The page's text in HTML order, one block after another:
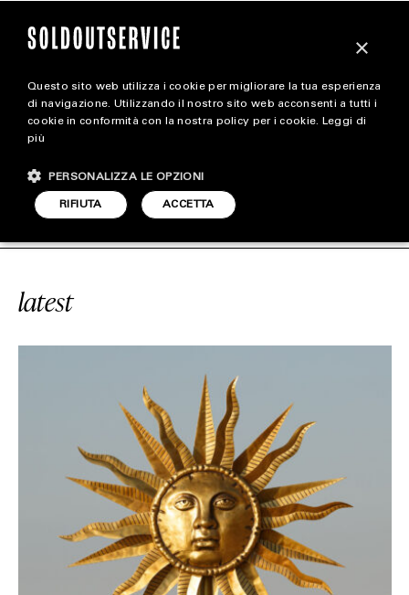
magazine
STYLE
FOOTWEAR
WIND SPINNER
latest
×
Questo sito web utilizza i cookie per migliorare la tua esperienza
di navigazione. Utilizzando il nostro sito web acconsenti a tutti i
cookie in conformità con la nostra policy per i cookie. Leggi di
più
ACCETTA
RIFIUTA
PERSONALIZZA LE OPZIONI